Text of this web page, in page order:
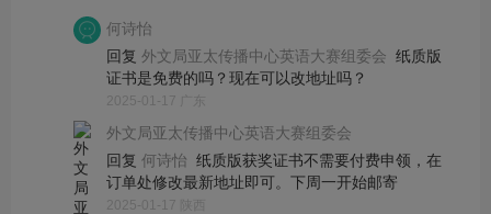
何诗怡
回复 外文局亚太传播中心英语大赛组委会 纸质版
证书是免费的吗？现在可以改地址吗？
2025-01-17 广东
外文局亚太传播中心英语大赛组委会
回复 何诗怡 纸质版获奖证书不需要付费申领，在
订单处修改最新地址即可。下周一开始邮寄
2025-01-17 陕西